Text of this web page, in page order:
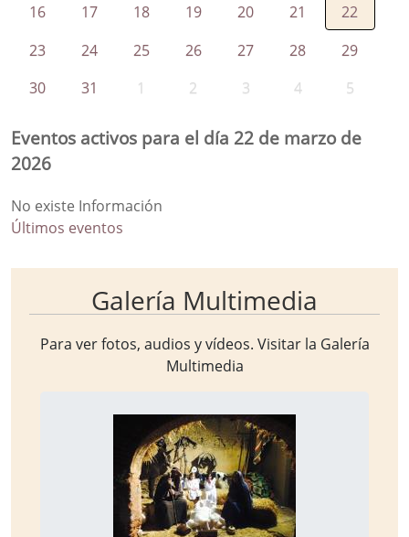
16 17 18 19 20 21
22
23
24 25 26 27 28
29
30
31 1 2 3 4 5
Eventos activos para el día 22 de marzo de
2026
No existe Información
Últimos eventos
Galería Multimedia
Para ver fotos, audios y vídeos. Visitar la Galería
Multimedia